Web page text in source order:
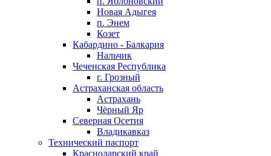
Новая Адыгея
п. Энем
Козет
Кабардино - Балкария
Нальчик
Чеченская Республика
г. Грозный
Астраханская область
Астрахань
Чёрный Яр
Северная Осетия
Владикавказ
Технический паспорт
Краснодарский край